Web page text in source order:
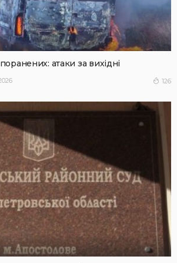
атаки за вихідні
126